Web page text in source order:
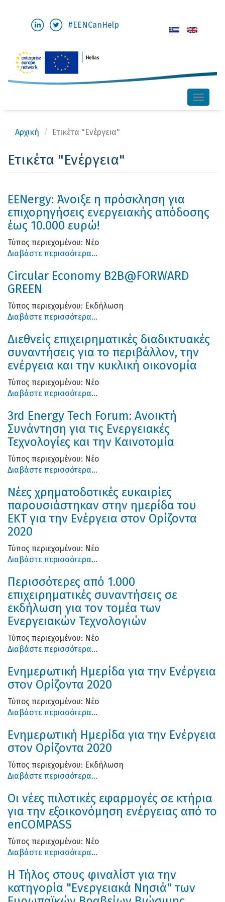
περιεχόμενο
#EENCanHelp
Toggle
Αρχική Ετικέτα "Ενέργεια"
Ετικέτα "Ενέργεια"
EENergy: Άνοιξε η πρόσκληση για
επιχορηγήσεις ενεργειακής απόδοσης
έως 10.000 ευρώ!
Τύπος περιεχομένου: Νέο
Διαβάστε περισσότερα...
Circular Economy B2B@FORWARD
GREEN
Τύπος περιεχομένου: Εκδήλωση
Διαβάστε περισσότερα...
Διεθνείς επιχειρηματικές διαδικτυακές
συναντήσεις για το περιβάλλον, την
ενέργεια και την κυκλική οικονομία
Τύπος περιεχομένου: Νέο
Διαβάστε περισσότερα...
3rd Energy Tech Forum: Ανοικτή
Συνάντηση για τις Ενεργειακές
Τεχνολογίες και την Καινοτομία
Τύπος περιεχομένου: Νέο
Διαβάστε περισσότερα...
Νέες χρηματοδοτικές ευκαιρίες
παρουσιάστηκαν στην ημερίδα του
ΕΚΤ για την Ενέργεια στον Ορίζοντα
2020
Τύπος περιεχομένου: Νέο
Διαβάστε περισσότερα...
Περισσότερες από 1.000
επιχειρηματικές συναντήσεις σε
εκδήλωση για τον τομέα των
Ενεργειακών Τεχνολογιών
Τύπος περιεχομένου: Νέο
Διαβάστε περισσότερα...
Ενημερωτική Ημερίδα για την Ενέργεια
στον Ορίζοντα 2020
Τύπος περιεχομένου: Νέο
Διαβάστε περισσότερα...
Ενημερωτική Ημερίδα για την Ενέργεια
στον Ορίζοντα 2020
Τύπος περιεχομένου: Εκδήλωση
Διαβάστε περισσότερα...
Οι νέες πιλοτικές εφαρμογές σε κτήρια
για την εξοικονόμηση ενέργειας από το
enCOMPASS
Τύπος περιεχομένου: Νέο
Διαβάστε περισσότερα...
Η Τήλος στους φιναλίστ για την
κατηγορία "Ενεργειακά Νησιά" των